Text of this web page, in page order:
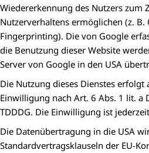
Wiedererkennung des Nutzers zum
Nutzerverhaltens ermöglichen (z. B.
Fingerprinting). Die von Google
die Benutzung dieser Website
Server von Google in den USA
Die Nutzung dieses Dienstes
Einwilligung nach Art. 6 Abs. 1 lit. a
TDDDG. Die Einwilligung ist
Die Datenübertragung in die USA
Standardvertragsklauseln der EU-